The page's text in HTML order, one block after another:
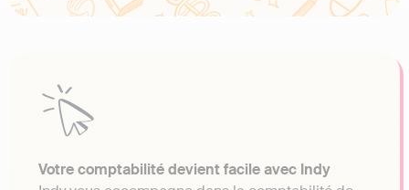
Votre comptabilité devient facile avec Indy